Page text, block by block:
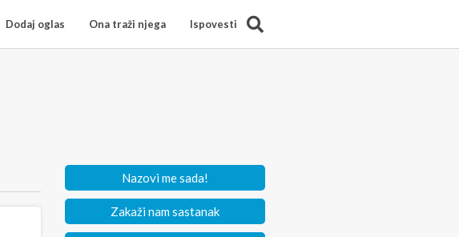
Dodaj oglas Ona traži njega Ispovesti
Nazovi me sada!
Zakaži nam sastanak